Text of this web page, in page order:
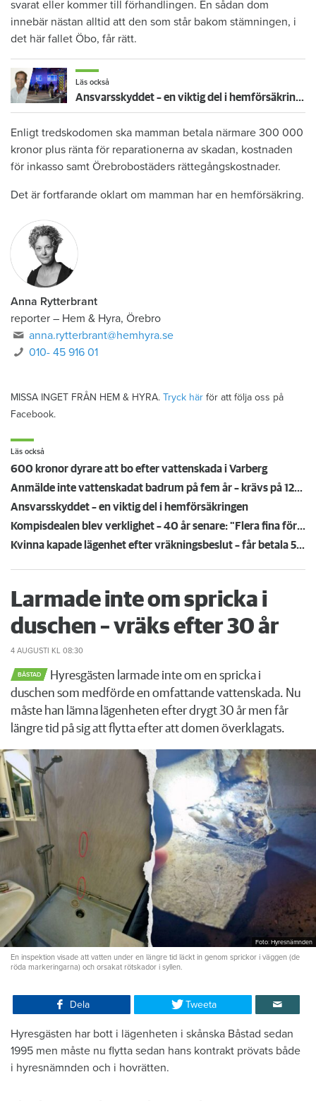
svarat eller kommer till förhandlingen. En sådan dom
innebär nästan alltid att den som står bakom stämningen, i
det här fallet Öbo, får rätt.
Läs också
Ansvarsskyddet – en viktig del i hemförsäkringen
Enligt tredskodomen ska mamman betala närmare 300 000
kronor plus ränta för reparationerna av skadan, kostnaden
för inkasso samt Örebrobostäders rättegångskostnader.
Det är fortfarande oklart om mamman har en hemförsäkring.
Anna Rytterbrant
reporter – Hem & Hyra, Örebro
anna.rytterbrant@hemhyra.se
010- 45 916 01
MISSA INGET FRÅN HEM & HYRA. Tryck här för att följa oss på
Facebook.
Läs också
600 kronor dyrare att bo efter vattenskada i Varberg
Anmälde inte vattenskadat badrum på fem år – krävs på 125 000 kronor
Ansvarsskyddet – en viktig del i hemförsäkringen
Kompisdealen blev verklighet – 40 år senare: "Flera fina fördelar med att dela bostad"
Kvinna kapade lägenhet efter vräkningsbeslut – får betala 50 000
Larmade inte om spricka i
duschen – vräks efter 30 år
4 AUGUSTI KL 08:30
BÅSTAD
Hyresgästen larmade inte om en spricka i
duschen som medförde en omfattande vattenskada. Nu
måste han lämna lägenheten efter drygt 30 år men får
längre tid på sig att flytta efter att domen överklagats.
Foto: Hyresnämnden
En inspektion visade att vatten under en längre tid läckt in genom sprickor i väggen (de
röda markeringarna) och orsakat rötskador i syllen.
Dela Tweeta
Hyresgästen har bott i lägenheten i skånska Båstad sedan
1995 men måste nu flytta sedan hans kontrakt prövats både
i hyresnämnden och i hovrätten.